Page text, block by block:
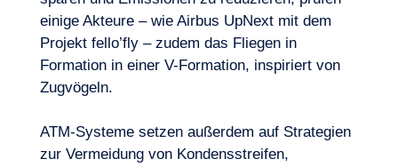
einige Akteure – wie Airbus UpNext mit dem
Projekt fello’fly – zudem das Fliegen in
Formation in einer V-Formation, inspiriert von
Zugvögeln.
ATM-Systeme setzen außerdem auf Strategien
zur Vermeidung von Kondensstreifen,